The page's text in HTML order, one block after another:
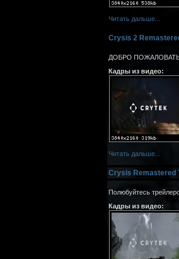
Читать дальше...
Crysis 2
ДОБРО
Кадры из видео:
Читать дальше...
Crysis Remastered
Полюбуйтесь
Кадры из видео: